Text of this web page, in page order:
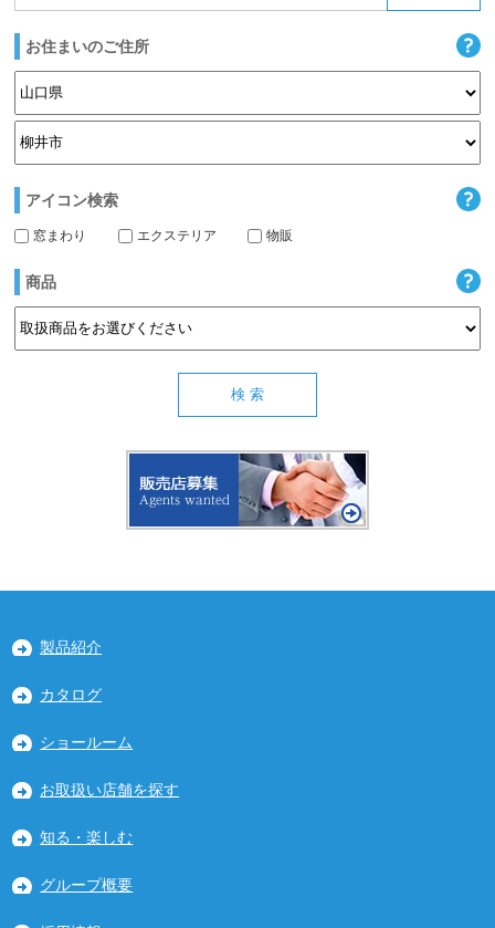
お住まいのご住所
アイコン検索
窓まわり エクステリア 物販
商品
製品紹介
カタログ
ショールーム
お取扱い店舗を探す
知る・楽しむ
グループ概要